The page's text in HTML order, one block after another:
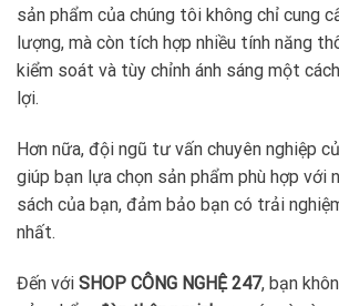
sản phẩm của chúng tôi không chỉ cung
lượng, mà còn tích hợp nhiều tính năng
kiểm soát và tùy chỉnh ánh sáng một
lợi.
Hơn nữa, đội ngũ tư vấn chuyên nghiệp
giúp bạn lựa chọn sản phẩm phù hợp với
sách của bạn, đảm bảo bạn có trải
nhất.
Đến với SHOP CÔNG NGHỆ 247, bạn